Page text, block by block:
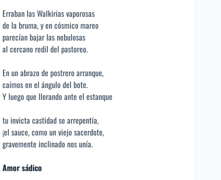
Erraban las Walkirias vaporosas
de la bruma, y en cósmico mareo
parecían bajar las nebulosas
al cercano redil del pastoreo.
En un abrazo de postrero arranque,
caímos en el ángulo del bote.
Y luego que llorando ante el estanque
tu invicta castidad se arrepentía,
¡el sauce, como un viejo sacerdote,
gravemente inclinado nos unía.
Amor sádico